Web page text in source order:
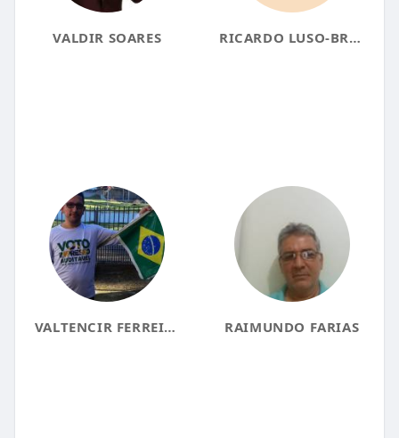
VALDIR SOARES RICARDO LUSO-BRASILEIRO
VALTENCIR FERREIRA RAIMUNDO FARIAS